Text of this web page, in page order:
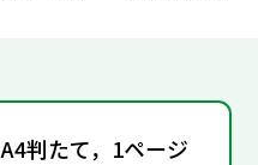
A4判たて，1ページ